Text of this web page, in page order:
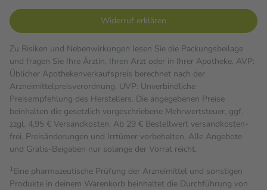
Widerruf erklären
Zu Risiken und Nebenwirkungen lesen Sie die Packungsbeilage
und fragen Sie Ihre Ärztin, Ihren Arzt oder in Ihrer Apotheke. AVP:
Üblicher Apothekenverkaufspreis berechnet nach der
Arzneimittelpreisverordnung. UVP: Unverbindliche
Preisempfehlung des Herstellers. Die angegebenen Preise
beinhalten die gesetzlich vorgeschriebene Mehrwertsteuer, ggf.
zzgl. 4,95 € Versandkosten. Ab 29 € Bestell­wert versand­kosten­
frei. Preisänderungen und Irrtümer vorbehalten. Alle Angebote
und Gratis-Beigaben nur solange der Vorrat reicht.
1Eine pharmazeutische Prüfung der Arzneimittel und sonstigen
Produkte in deinem Warenkorb beinhaltet die Durchführung von